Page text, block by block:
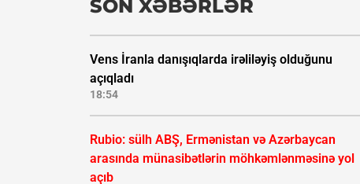
SON XƏBƏRLƏR
Vens İranla danışıqlarda irəliləyiş olduğunu
açıqladı
18:54
Rubio: sülh ABŞ, Ermənistan və Azərbaycan
arasında münasibətlərin möhkəmlənməsinə yol
açıb